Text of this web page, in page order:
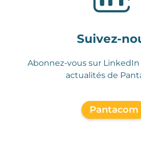
Suivez-
Abonnez-vous sur
actualités de
Pantacom